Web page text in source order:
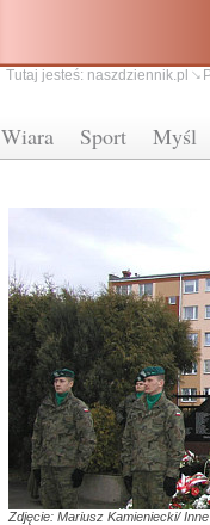
Wiara Sport Myśl
Tutaj jesteś: naszdziennik.pl
Zdjęcie: Mariusz Kamieniecki/ Inne